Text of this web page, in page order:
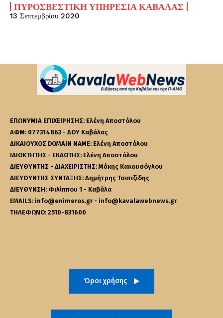
ΠΥΡΟΣΒΕΣΤΙΚΉ ΥΠΗΡΕΣΊΑ ΚΑΒΆΛΑΣ
13 Σεπτεμβρίου 2020
ΕΠΩΝΥΜΙΑ ΕΠΙΧΕΙΡΗΣΗΣ: Ελένη Αποστόλου
ΑΦΜ: 077314863 - ΔΟΥ Καβάλας
ΔΙΚΑΙΟΥΧΟΣ DOMAIN NAME: Ελένη Αποστόλου
ΙΔΙΟΚΤΗΤΗΣ - ΕΚΔΟΤΗΣ: Ελένη Αποστόλου
ΔΙΕΥΘΥΝΤΗΣ - ΔΙΑΧΕΙΡΙΣΤΗΣ: Μάκης Κακουσόγλου
ΔΙΕΥΘΥΝΤΗΣ ΣΥΝΤΑΞΗΣ: Δημήτρης Τσιπιζίδης
ΔΙΕΥΘΥΝΣΗ: Φιλίππου 1 - Καβάλα
EMAILS: info@enimeros.gr - info@kavalawebnews.gr
ΤΗΛΕΦΩΝΟ: 2510-831600
Όροι χρήσης